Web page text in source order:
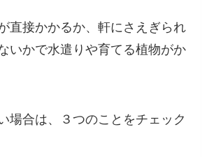
直接かかるか、軒にさえぎられ
いかで水遣りや育てる植物がか
場合は、３つのことをチェック